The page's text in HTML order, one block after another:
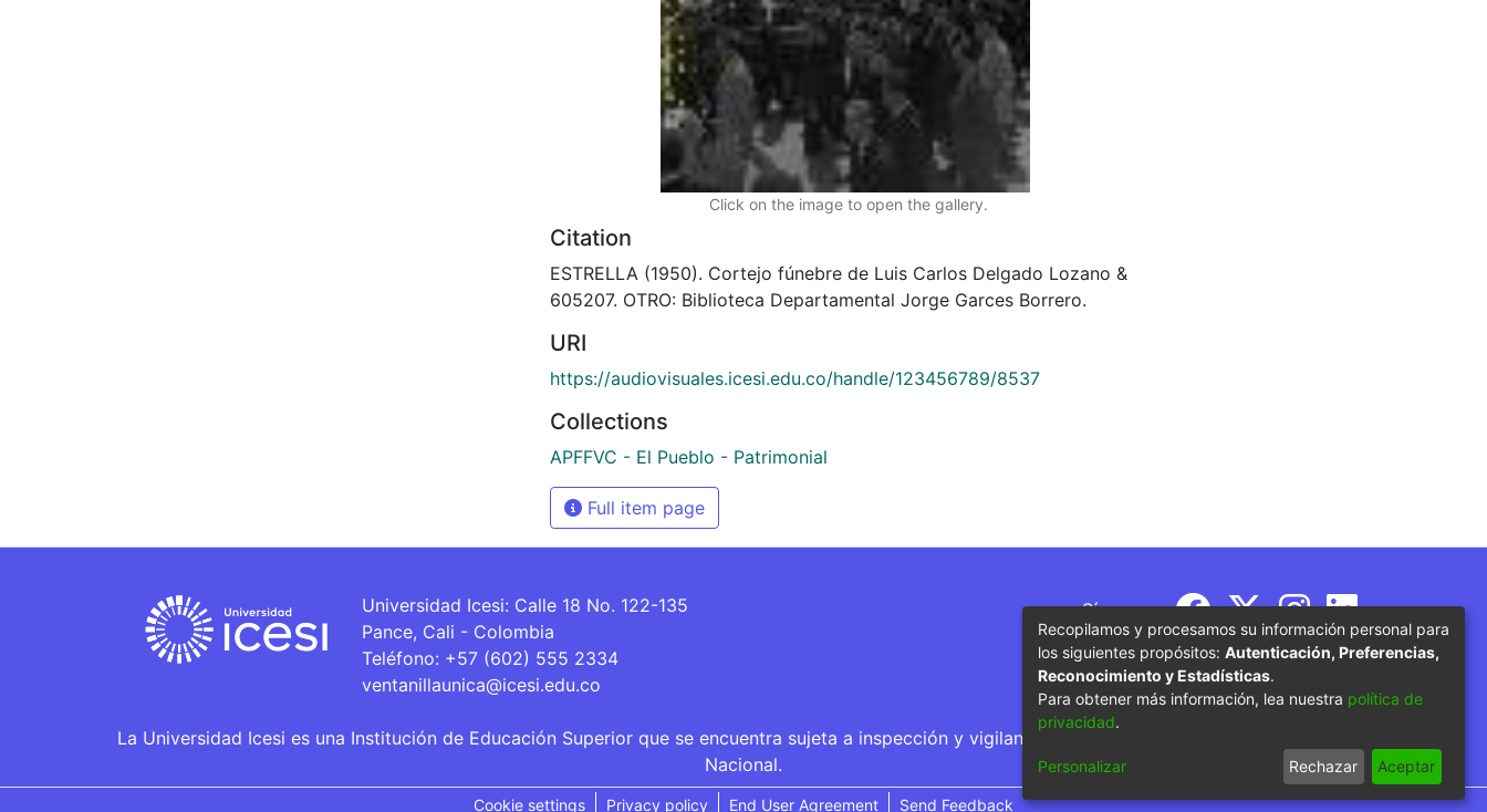
Click on the image to open the gallery.
Citation
ESTRELLA (1950). Cortejo fúnebre de Luis Carlos Delgado Lozano &
605207. OTRO: Biblioteca Departamental Jorge Garces Borrero.
URI
https://audiovisuales.icesi.edu.co/handle/123456789/8537
Collections
APFFVC - El Pueblo - Patrimonial
Full item page
Universidad Icesi: Calle 18 No. 122-135
Pance, Cali - Colombia
Teléfono: +57 (602) 555 2334
ventanillaunica@icesi.edu.co
Síguenos
La Universidad Icesi es una Institución de Educación Superior que se encuentra sujeta a inspección y vigilancia por parte del Ministerio de Educación
Nacional.
Cookie settings Privacy policy End User Agreement Send Feedback
Recopilamos y procesamos su información personal para
los siguientes propósitos: Autenticación, Preferencias,
Reconocimiento y Estadísticas.
Para obtener más información, lea nuestra política de
privacidad.
Personalizar Rechazar Aceptar